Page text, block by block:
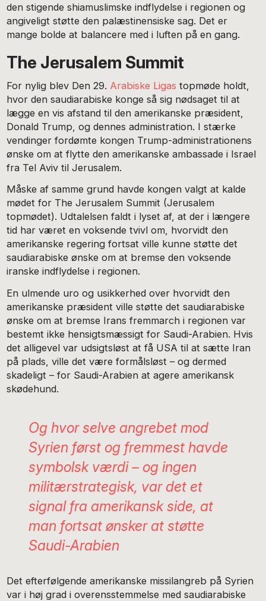
den stigende shiamuslimske indflydelse i regionen og
angiveligt støtte den palæstinensiske sag. Det er
mange bolde at balancere med i luften på en gang.
The Jerusalem Summit
For nylig blev Den 29. Arabiske Ligastopmøde holdt,
hvor den saudiarabiske konge så sig nødsaget til at
lægge en vis afstand til den amerikanske præsident,
Donald Trump, og dennes administration. I stærke
vendinger fordømte kongen Trump-administrationens
ønske om at flytte den amerikanske ambassade i Israel
fra Tel Aviv til Jerusalem.
Måske af samme grund havde kongen valgt at kalde
mødet for The Jerusalem Summit (Jerusalem
topmødet). Udtalelsen faldt i lyset af, at der i længere
tid har været en voksende tvivl om, hvorvidt den
amerikanske regering fortsat ville kunne støtte det
saudiarabiske ønske om at bremse den voksende
iranske indflydelse i regionen.
En ulmende uro og usikkerhed over hvorvidt den
amerikanske præsident ville støtte det saudiarabiske
ønske om at bremse Irans fremmarch i regionen var
bestemt ikke hensigtsmæssigt for Saudi-Arabien. Hvis
det alligevel var udsigtsløst at få USA til at sætte Iran
på plads, ville det være formålsløst – og dermed
skadeligt – for Saudi-Arabien at agere amerikansk
skødehund.
Og hvor selve angrebet mod
Syrien først og fremmest havde
symbolsk værdi – og ingen
militærstrategisk, var det et
signal fra amerikansk side, at
man fortsat ønsker at støtte
Saudi-Arabien
Det efterfølgende amerikanske missilangreb på Syrien
var i høj grad i overensstemmelse med saudiarabiske